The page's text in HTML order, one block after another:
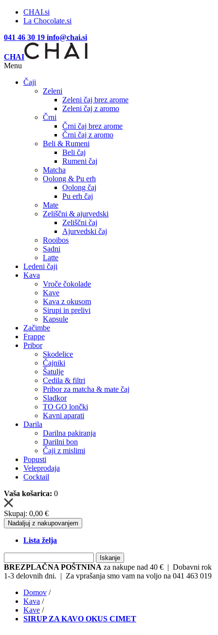
CHAI.si
La Chocolate.si
041 46 30 19 info@chai.si
CHAI
Menu
Čaji
Zeleni
Zeleni čaj brez arome
Zeleni čaj z aromo
Črni
Črni čaj brez arome
Črni čaj z aromo
Beli & Rumeni
Beli čaj
Rumeni čaj
Matcha
Oolong & Pu erh
Oolong čaj
Pu erh čaj
Mate
Zeliščni & ajurvedski
Zeliščni čaj
Ajurvedski čaj
Rooibos
Sadni
Latte
Ledeni čaji
Kava
Vroče čokolade
Kave
Kava z okusom
Sirupi in prelivi
Kapsule
Začimbe
Frappe
Pribor
Skodelice
Čajniki
Šatulje
Cedila & filtri
Pribor za matcha & mate čaj
Sladkor
TO GO lončki
Kavni aparati
Darila
Darilna pakiranja
Darilni bon
Čaji z mislimi
Popusti
Veleprodaja
Cocktail
Vaša košarica: 0
Skupaj: 0,00 €
Nadaljuj z nakupovanjem
Lista želja
Iskanje
BREZPLAČNA POŠTNINA za nakupe nad 40 € | Dobavni rok
1-3 delovnih dni. | Za vprašanja smo vam na voljo na 041 463 019
Domov /
Kava /
Kave /
SIRUP ZA KAVO OKUS CIMET